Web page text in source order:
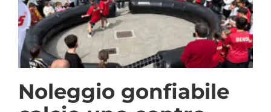
Noleggio gonfiabile